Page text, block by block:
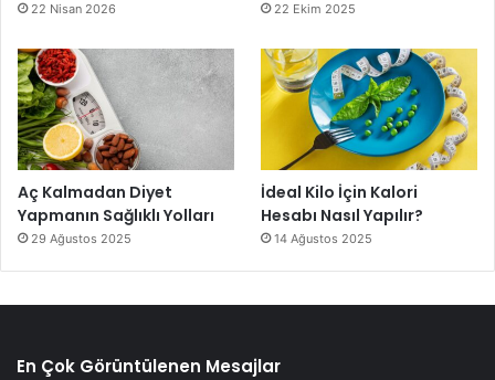
22 Nisan 2026 22 Ekim 2025
Aç Kalmadan Diyet
Yapmanın Sağlıklı Yolları
29 Ağustos 2025
İdeal Kilo İçin Kalori
Hesabı Nasıl Yapılır?
14 Ağustos 2025
En Çok Görüntülenen Mesajlar